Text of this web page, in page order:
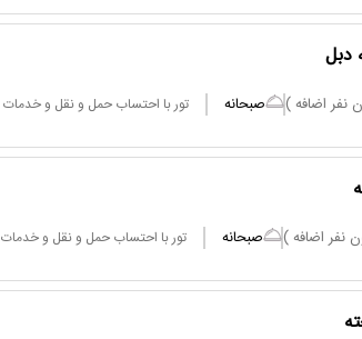
دبل
نفر اضافه ) صبحانه تور با احتساب حمل و نقل و خدمات
نفر اضافه ) صبحانه تور با احتساب حمل و نقل و خدمات